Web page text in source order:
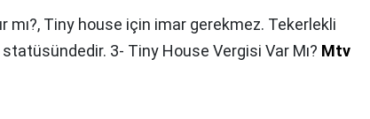
mı?, Tiny house için imar gerekmez. Tekerlekli
3- Tiny House Vergisi Var Mı? Mtv